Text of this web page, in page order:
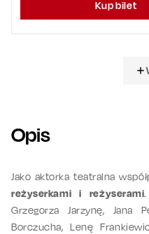
Kup bilet
Opis
Jako aktorka teatralna
reżyserkami i reżyserami
Grzegorza Jarzynę, Jana
Borczucha, Lenę